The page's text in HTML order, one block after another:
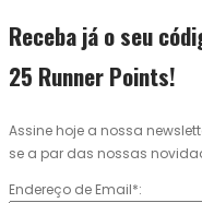
Receba já o seu
25 Runner Points!
Assine hoje a nossa
se a par das nossas
Endereço de Email*: